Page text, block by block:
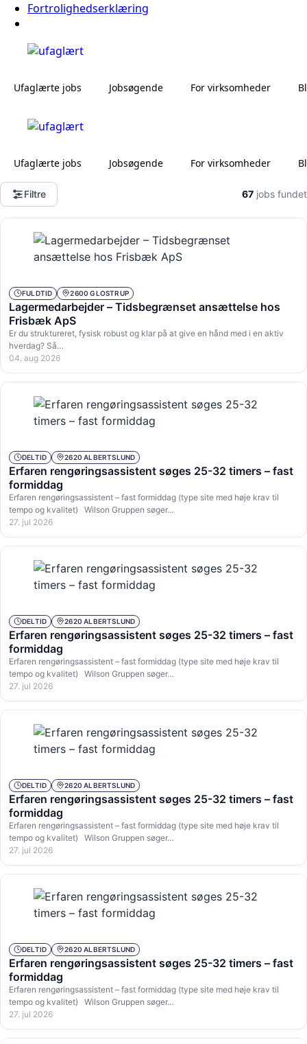
Fortrolighedserklæring
Ufaglærte jobs Jobsøgende For virksomheder
Ufaglærte jobs Jobsøgende For virksomheder
Filtre 67 jobs fundet
FULDTID 2600 GLOSTRUP
Lagermedarbejder – Tidsbegrænset ansættelse hos
Frisbæk ApS
Er du struktureret, fysisk robust og klar på at give en hånd med i en aktiv
hverdag? Så…
04. aug 2026
DELTID 2620 ALBERTSLUND
Erfaren rengøringsassistent søges 25-32 timers – fast
formiddag
Erfaren rengøringsassistent – fast formiddag (type site med høje krav til
tempo og kvalitet) Wilson Gruppen søger…
27. jul 2026
DELTID 2620 ALBERTSLUND
Erfaren rengøringsassistent søges 25-32 timers – fast
formiddag
Erfaren rengøringsassistent – fast formiddag (type site med høje krav til
tempo og kvalitet) Wilson Gruppen søger…
27. jul 2026
DELTID 2620 ALBERTSLUND
Erfaren rengøringsassistent søges 25-32 timers – fast
formiddag
Erfaren rengøringsassistent – fast formiddag (type site med høje krav til
tempo og kvalitet) Wilson Gruppen søger…
27. jul 2026
DELTID 2620 ALBERTSLUND
Erfaren rengøringsassistent søges 25-32 timers – fast
formiddag
Erfaren rengøringsassistent – fast formiddag (type site med høje krav til
tempo og kvalitet) Wilson Gruppen søger…
27. jul 2026